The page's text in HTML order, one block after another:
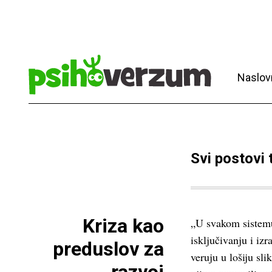
Svi postovi
Kriza kao
preduslov za
„U svakom
isključivanju i
veruju u lošiju